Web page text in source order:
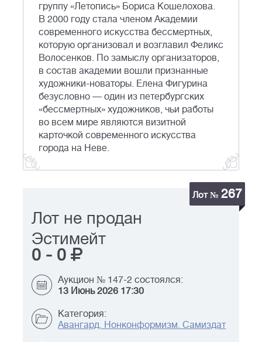
группу «Летопись» Бориса Кошелохова.
В 2000 году стала членом Академии
современного искусства бессмертных,
которую организовал и возглавил Феликс
Волосенков. По замыслу организаторов,
в состав академии вошли признанные
художники-новаторы. Елена Фигурина
безусловно — один из петербургских
«бессмертных» художников, чьи работы
во всем мире являются визитной
карточкой современного искусства
города на Неве.
Лот № 267
Лот не продан
Эстимейт
0 - 0
Аукцион № 147-2 состоялся:
13 Июнь 2026 17:30
Категория:
Авангард. Нонконформизм. Самиздат